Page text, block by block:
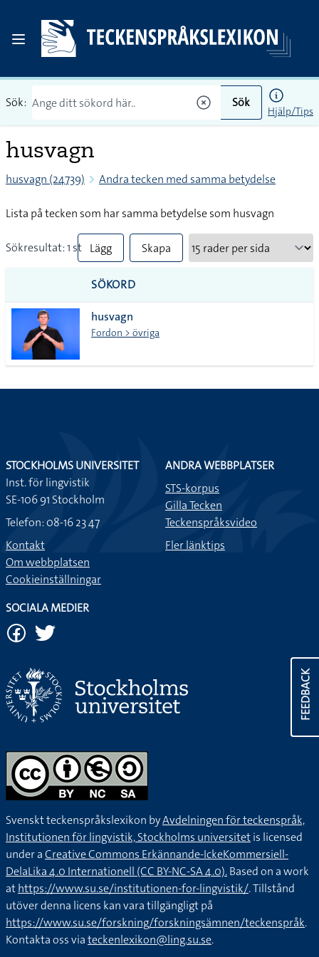
Sök: Sök
Hjälp/Tips
husvagn
husvagn (24739) Andra tecken med samma betydelse
Lista på tecken som har samma betydelse som husvagn
Sökresultat: 1 st Lägg
till
alla i
lista
Skapa
SÖKORD
husvagn
Fordon > övriga
FEEDBACK
STOCKHOLMS UNIVERSITET
Inst. för lingvistik
SE-106 91 Stockholm
Telefon: 08-16 23 47
Kontakt
Om webbplatsen
Cookieinställningar
ANDRA WEBBPLATSER
STS-korpus
Gilla Tecken
Teckenspråksvideo
Fler länktips
SOCIALA MEDIER
Svenskt teckenspråkslexikon byAvdelningen för teckenspråk,
Institutionen för lingvistik, Stockholms universitetis licensed
under aCreative Commons Erkännande-IckeKommersiell-
DelaLika 4.0 Internationell (CC BY-NC-SA 4.0).Based on a work
athttps://www.su.se/institutionen-for-lingvistik/. Tillstånd
utöver denna licens kan vara tillgängligt på
https://www.su.se/forskning/forskningsämnen/teckenspråk.
Kontakta oss viateckenlexikon@ling.su.se.